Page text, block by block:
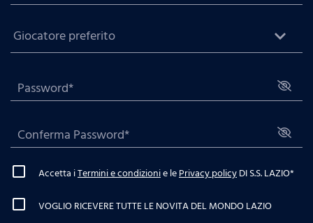
Accetta iTermini e condizionie lePrivacy policyDI S.S. LAZIO*
VOGLIO RICEVERE TUTTE LE NOVITA DEL MONDO LAZIO